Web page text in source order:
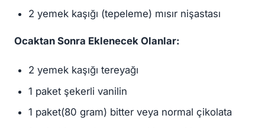
2 yemek kaşığı (tepeleme) mısır nişastası
Ocaktan Sonra Eklenecek Olanlar:
2 yemek kaşığı tereyağı
1 paket şekerli vanilin
1 paket(80 gram) bitter veya normal çikolata